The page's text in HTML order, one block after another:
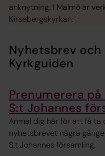
anknytning. I Malmö är
Kirsebergskyrkan.
Nyhetsbrev
Kyrkguiden
Prenumerera
S:t Johannes
Anmäl dig här för att få ta
nyhetsbrevet några
S:t Johannes församling.